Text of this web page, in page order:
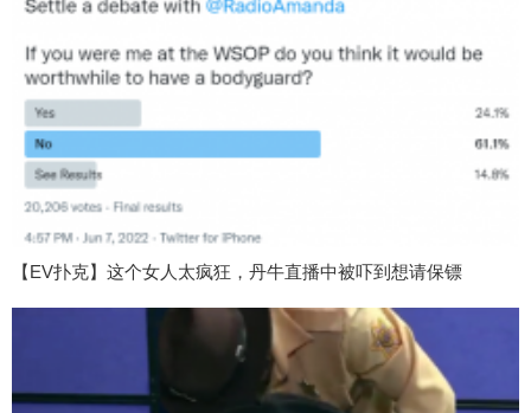
【EV扑克】这个女人太疯狂，丹牛直播中被吓到想请保镖